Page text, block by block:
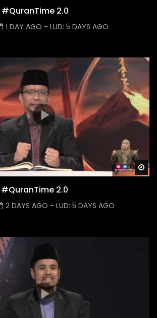
#QuranTime 2.0
1 DAY AGO - LUD: 5 DAYS AGO
#QuranTime 2.0
2 DAYS AGO - LUD: 5 DAYS AGO